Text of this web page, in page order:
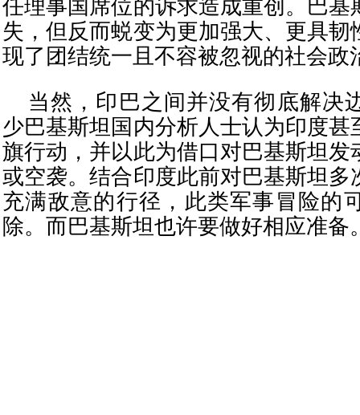
任理事国席位的诉求造成重创。巴基
失，但反而蜕变为更加强大、更具韧
现了团结统一且不容被忽视的社会政
当然，印巴之间并没有彻底解决
少巴基斯坦国内分析人士认为印度甚
旗行动，并以此为借口对巴基斯坦发
或空袭。结合印度此前对巴基斯坦多
充满敌意的行径，此类军事冒险的
除。而巴基斯坦也许要做好相应准备